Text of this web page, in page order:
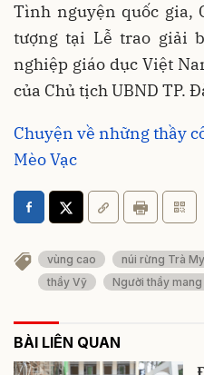
Tình nguyện quốc gia,
tượng tại Lễ trao giải
nghiệp giáo dục Việt
của Chủ tịch UBND TP.
Chuyện về những thầy
Mèo Vạc
vùng cao núi rừng Trà My
thầy Vỹ
Người thầy
BÀI LIÊN QUAN